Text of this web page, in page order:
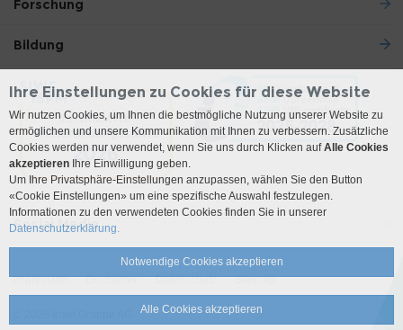
Forschung
Bildung
Social Media
Impressum Disclaimer Datenschutz Sitemap
Ihre Einstellungen zu Cookies für diese Website
Wir nutzen Cookies, um Ihnen die bestmögliche Nutzung unserer Website zu
ermöglichen und unsere Kommunikation mit Ihnen zu verbessern. Zusätzliche
Cookies werden nur verwendet, wenn Sie uns durch Klicken aufAlle Cookies
akzeptieren Ihre Einwilligung geben.
Um Ihre Privatsphäre-Einstellungen anzupassen, wählen Sie den Button
«Cookie Einstellungen» um eine spezifische Auswahl festzulegen.
Informationen zu den verwendeten Cookies finden Sie in unserer
Datenschutzerklärung.
Notwendige Cookies akzeptieren
Alle Cookies akzeptieren